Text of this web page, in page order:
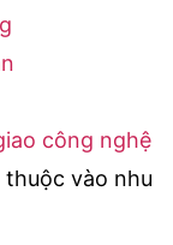
công nghệ
vào nhu